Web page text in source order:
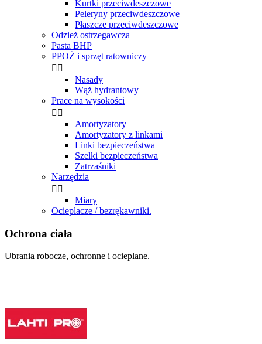
Kurtki przeciwdeszczowe
Peleryny przeciwdeszczowe
Płaszcze przeciwdeszczowe
Odzież ostrzegawcza
Pasta BHP
PPOŻ i sprzęt ratowniczy
 
Nasady
Wąż hydrantowy
Prace na wysokości
 
Amortyzatory
Amortyzatory z linkami
Linki bezpieczeństwa
Szelki bezpieczeństwa
Zatrzaśniki
Narzędzia
 
Miary
Ocieplacze / bezrękawniki.
Ochrona ciała
Ubrania robocze, ochronne i ocieplane.